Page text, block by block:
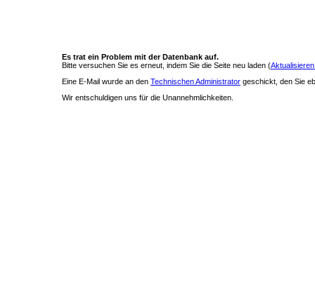
Es trat ein Problem mit der Datenbank auf.
Bitte versuchen Sie es erneut, indem Sie die Seite neu laden (
Eine E-Mail wurde an den Technischen Administrator geschickt, den Sie
Wir entschuldigen uns für die Unannehmlichkeiten.